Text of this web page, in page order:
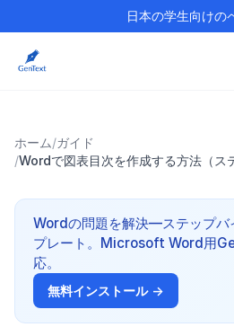
日本の学生向けの
ホーム/ガイド
/Wordで図表目次を作成する方法（ス
Wordの問題を解決—ステップバ
プレート。Microsoft Word用
応。
無料インストール →